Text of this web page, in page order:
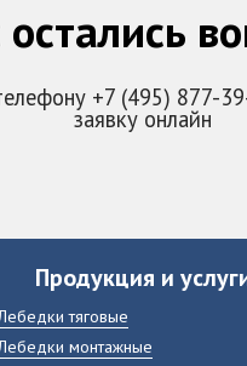
+7 (495) 877-
заявку онлайн
Продукция и
тяговые
монтажные